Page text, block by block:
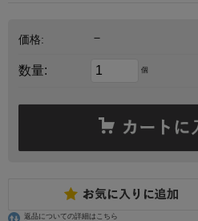
価格: －
数量: 個
返品についての詳細はこちら